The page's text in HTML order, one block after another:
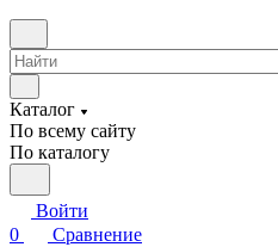
Каталог
По всему сайту
По каталогу
Войти
0
Сравнение